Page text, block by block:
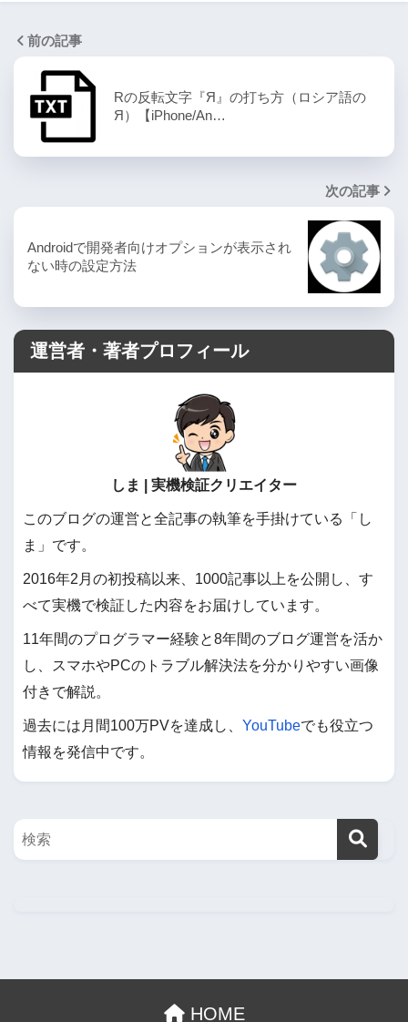
前の記事
Rの反転文字『Я』の打ち方（ロシア語の
Я）【iPhone/An…
次の記事
Androidで開発者向けオプションが表示され
ない時の設定方法
運営者・著者プロフィール
しま | 実機検証クリエイター
このブログの運営と全記事の執筆を手掛けている「し
ま」です。
2016年2月の初投稿以来、1000記事以上を公開し、す
べて実機で検証した内容をお届けしています。
11年間のプログラマー経験と8年間のブログ運営を活か
し、スマホやPCのトラブル解決法を分かりやすい画像
付きで解説。
過去には月間100万PVを達成し、 YouTubeでも役立つ
情報を発信中です。
HOME